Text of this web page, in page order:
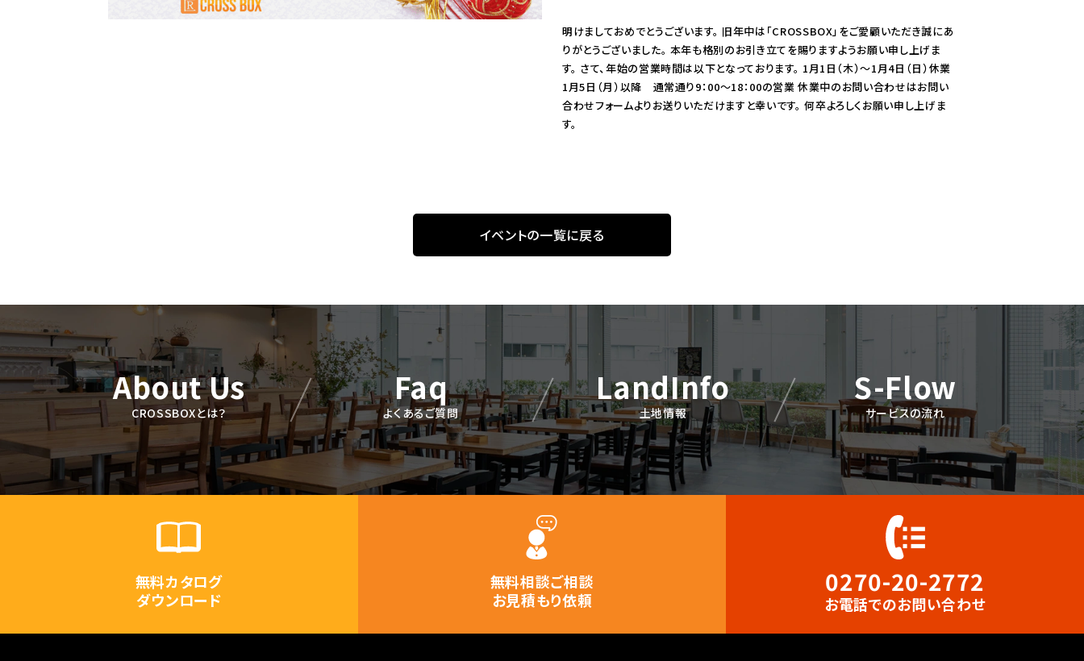
明けましておめでとうございます。 旧年中は「CROSSBOX」をご愛顧いただき誠にあ
りがとうございました。 本年も格別のお引き立てを賜りますようお願い申し上げま
す。 さて、年始の営業時間は以下となっております。 1月1日（木）～1月4日（日）休業
1月5日（月）以降 通常通り9：00～18：00の営業 休業中のお問い合わせはお問い
合わせフォームよりお送りいただけますと幸いです。 何卒よろしくお願い申し上げま
す。
イベントの一覧に戻る
About Us
CROSSBOXとは？
Faq
よくあるご質問
LandInfo
土地情報
S-Flow
サービスの流れ
無料カタログ
ダウンロード
無料相談ご相談
お見積もり依頼
0270-20-2772
お電話でのお問い合わせ